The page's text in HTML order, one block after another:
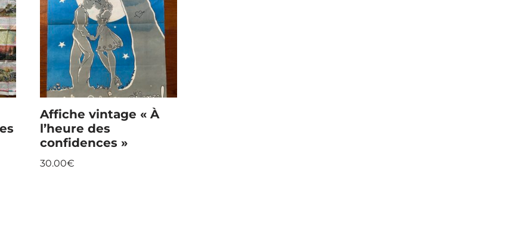
Affiche vintage « À
l’heure des
confidences »
30.00€